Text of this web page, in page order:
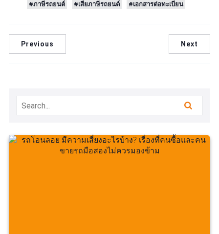
#ภาษีรถยนต์
#เสียภาษีรถยนต์ #เอกสารต่อทะเบียน
Previous Next